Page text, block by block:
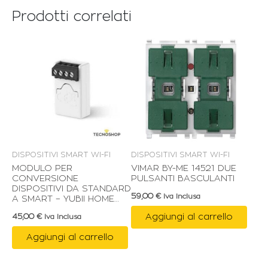
Prodotti correlati
DISPOSITIVI SMART WI-FI
MODULO PER
CONVERSIONE
DISPOSITIVI DA STANDARD
A SMART – YUBII HOME
45,00 € Iva Inclusa
Aggiungi al carrello
DISPOSITIVI SMART WI-FI
VIMAR BY-ME 14521 DUE
PULSANTI BASCULANTI
59,00 € Iva Inclusa
Aggiungi al carrello